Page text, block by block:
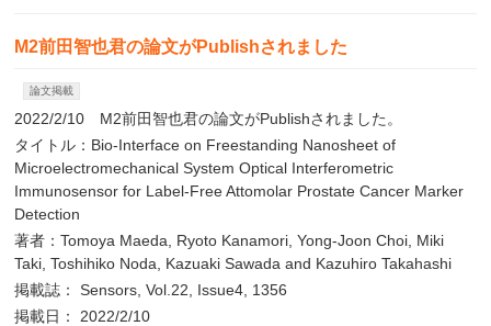
M2前田智也君の論文がPublishされました
論文掲載
2022/2/10 M2前田智也君の論文がPublishされました。
タイトル：Bio-Interface on Freestanding Nanosheet of
Microelectromechanical System Optical Interferometric
Immunosensor for Label-Free Attomolar Prostate Cancer Marker
Detection
著者：Tomoya Maeda, Ryoto Kanamori, Yong-Joon Choi, Miki
Taki, Toshihiko Noda, Kazuaki Sawada and Kazuhiro Takahashi
掲載誌： Sensors, Vol.22, Issue4, 1356
掲載日： 2022/2/10